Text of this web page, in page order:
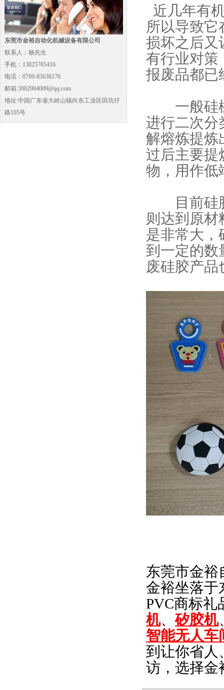
东莞市金裕自动化机械设备有限公司
联系人：杨先生
手机：13825705416
电话：0769-85638176
邮箱:3002904009@qq.com
地址:中国广东省大岭山镇向东工业区田坑仔
路105号
近几年有
所以导致
损坏之后又
有行业对策
报废品都已
一般硅橡
进行二次分
解熔炼提炼
过后主要提
物，用作低
目前硅胶
则达到原材
是非常大，
到一定的数
废硅胶产
东莞市金裕
金裕坐落于
PVC商标礼
机、矽胶机
智能无人车
到让你省人
访，选择金